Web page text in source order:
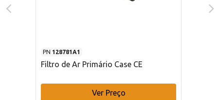
PN 128781A1
Filtro de Ar Primário Case CE
Ver Preço